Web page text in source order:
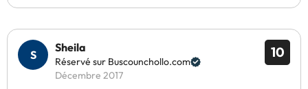
10
Sheila
Réservé sur Buscounchollo.com
Décembre 2017